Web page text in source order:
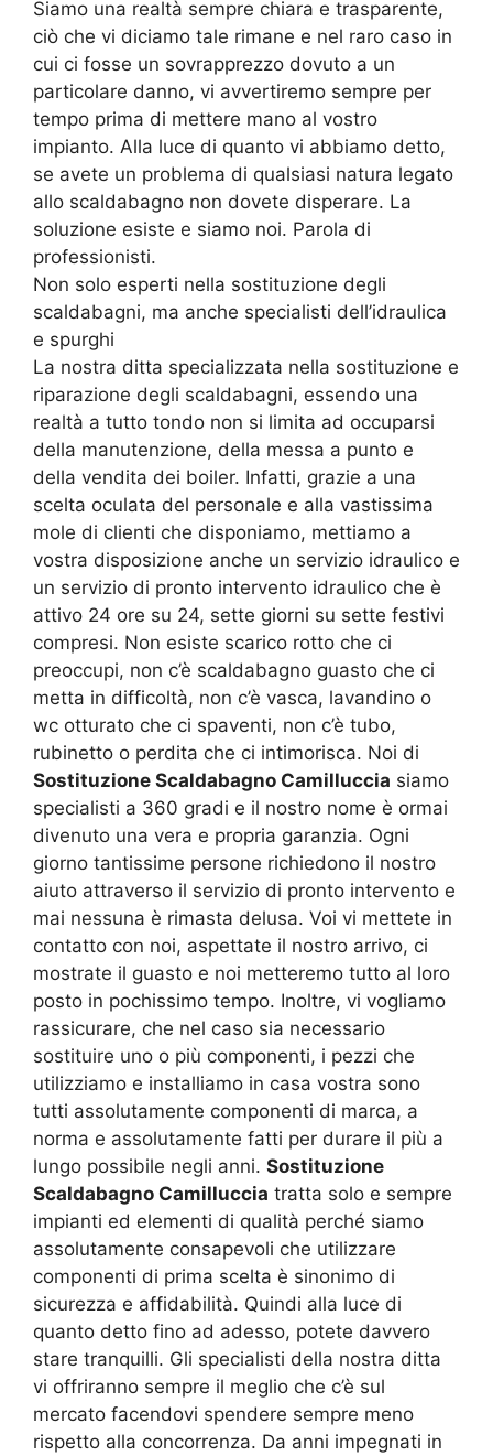
Siamo una realtà sempre chiara e trasparente,
ciò che vi diciamo tale rimane e nel raro caso in
cui ci fosse un sovrapprezzo dovuto a un
particolare danno, vi avvertiremo sempre per
tempo prima di mettere mano al vostro
impianto. Alla luce di quanto vi abbiamo detto,
se avete un problema di qualsiasi natura legato
allo scaldabagno non dovete disperare. La
soluzione esiste e siamo noi. Parola di
professionisti.
Non solo esperti nella sostituzione degli
scaldabagni, ma anche specialisti dell’idraulica
e spurghi
La nostra ditta specializzata nella sostituzione e
riparazione degli scaldabagni, essendo una
realtà a tutto tondo non si limita ad occuparsi
della manutenzione, della messa a punto e
della vendita dei boiler. Infatti, grazie a una
scelta oculata del personale e alla vastissima
mole di clienti che disponiamo, mettiamo a
vostra disposizione anche un servizio idraulico e
un servizio di pronto intervento idraulico che è
attivo 24 ore su 24, sette giorni su sette festivi
compresi. Non esiste scarico rotto che ci
preoccupi, non c’è scaldabagno guasto che ci
metta in difficoltà, non c’è vasca, lavandino o
wc otturato che ci spaventi, non c’è tubo,
rubinetto o perdita che ci intimorisca. Noi di
Sostituzione Scaldabagno Camilluccia siamo
specialisti a 360 gradi e il nostro nome è ormai
divenuto una vera e propria garanzia. Ogni
giorno tantissime persone richiedono il nostro
aiuto attraverso il servizio di pronto intervento e
mai nessuna è rimasta delusa. Voi vi mettete in
contatto con noi, aspettate il nostro arrivo, ci
mostrate il guasto e noi metteremo tutto al loro
posto in pochissimo tempo. Inoltre, vi vogliamo
rassicurare, che nel caso sia necessario
sostituire uno o più componenti, i pezzi che
utilizziamo e installiamo in casa vostra sono
tutti assolutamente componenti di marca, a
norma e assolutamente fatti per durare il più a
lungo possibile negli anni. Sostituzione
Scaldabagno Camilluccia tratta solo e sempre
impianti ed elementi di qualità perché siamo
assolutamente consapevoli che utilizzare
componenti di prima scelta è sinonimo di
sicurezza e affidabilità. Quindi alla luce di
quanto detto fino ad adesso, potete davvero
stare tranquilli. Gli specialisti della nostra ditta
vi offriranno sempre il meglio che c’è sul
mercato facendovi spendere sempre meno
rispetto alla concorrenza. Da anni impegnati in